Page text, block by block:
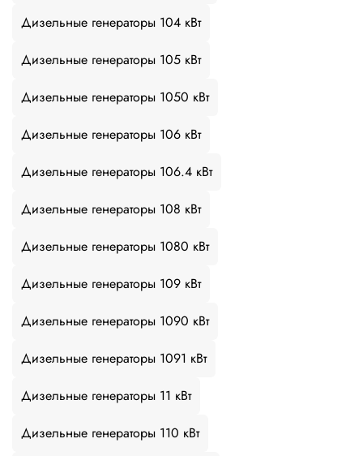
Дизельные генераторы 104 кВт
Дизельные генераторы 105 кВт
Дизельные генераторы 1050 кВт
Дизельные генераторы 106 кВт
Дизельные генераторы 106.4 кВт
Дизельные генераторы 108 кВт
Дизельные генераторы 1080 кВт
Дизельные генераторы 109 кВт
Дизельные генераторы 1090 кВт
Дизельные генераторы 1091 кВт
Дизельные генераторы 11 кВт
Дизельные генераторы 110 кВт